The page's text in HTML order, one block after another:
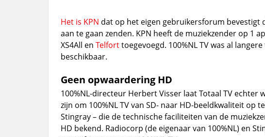
Het is KPN dat op het eigen gebruikersforum bevestigt
aan te gaan zenden. KPN heeft de muziekzender op 1
XS4All en Telforttoegevoegd. 100%NL TV was al
beschikbaar.
Geen opwaardering HD
100%NL-directeur Herbert Visser laat Totaal TV
zijn om 100%NL TV van SD- naar HD-beeldkwaliteit op
Stingray – die de technische faciliteiten van de
HD bekend. Radiocorp (de eigenaar van 100%NL) en